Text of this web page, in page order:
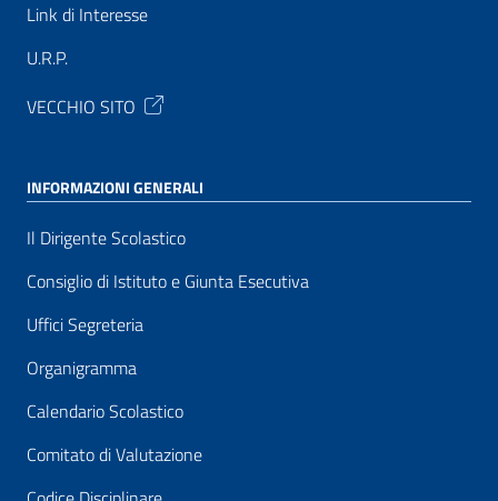
Link di Interesse
U.R.P.
VECCHIO SITO
INFORMAZIONI GENERALI
Il Dirigente Scolastico
Consiglio di Istituto e Giunta Esecutiva
Uffici Segreteria
Organigramma
Calendario Scolastico
Comitato di Valutazione